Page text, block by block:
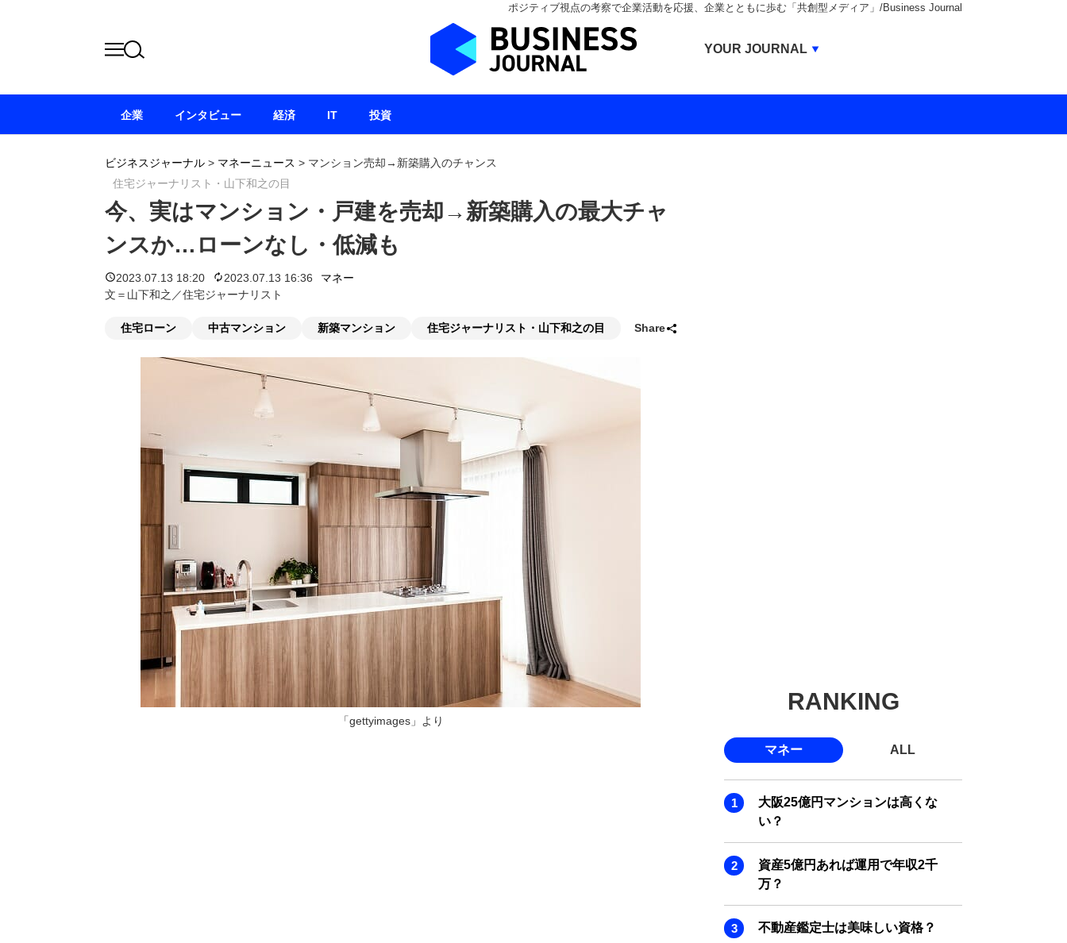
ポジティブ視点の考察で企業活動を応援、企業とともに歩む「共創型メディア」/Business Journal
ビジネスジャーナル > マネーニュース > マンション売却→新築購入のチャンス
住宅ジャーナリスト・山下和之の目
今、実はマンション・戸建を売却→新築購入の最大チャ
ンスか…ローンなし・低減も
2023.07.13 18:20 2023.07.13 16:36
マネー
文＝山下和之／住宅ジャーナリスト
住宅ローン 中古マンション 新築マンション 住宅ジャーナリスト・山下和之の目 Share
「gettyimages」より
RANKING
マネー ALL
大阪25億円マンションは高くな
い？
資産5億円あれば運用で年収2千
万？
不動産鑑定士は美味しい資格？
企業 インタビュー 経済 IT 投資
YOUR JOURNAL
BUSINESS JOURNAL